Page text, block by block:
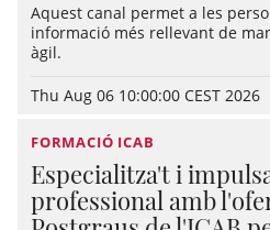
Aquest canal permet a les
informació més rellevant de
àgil.
Thu Aug 06 10:00:00 CEST 2026
FORMACIÓ ICAB
Especialitza't i
professional amb